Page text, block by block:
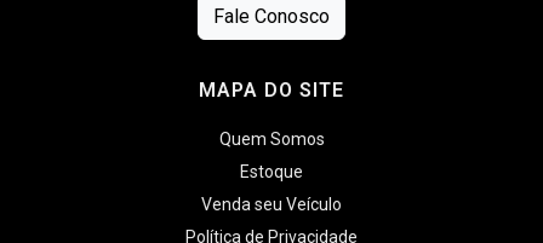
Fale Conosco
MAPA DO SITE
Quem Somos
Estoque
Venda seu Veículo
Política de Privacidade